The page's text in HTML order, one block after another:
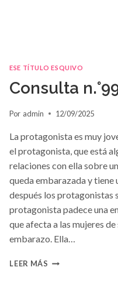
ESE TÍTULO ESQUIVO
Consulta
Por admin 12/09/2025
La protagonista es muy
el protagonista, que está
relaciones con ella sobre
queda embarazada y tiene
después los protagonistas
protagonista padece una
que afecta a las mujeres
embarazo. Ella…
LEER MÁS CONSULTA